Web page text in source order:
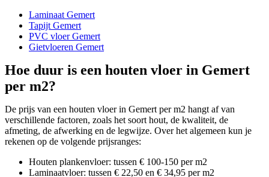
Laminaat Gemert
Tapijt Gemert
PVC vloer Gemert
Gietvloeren Gemert
Hoe duur is een houten vloer in Gemert
per m2?
De prijs van een houten vloer in Gemert per m2 hangt af van
verschillende factoren, zoals het soort hout, de kwaliteit, de
afmeting, de afwerking en de legwijze. Over het algemeen kun je
rekenen op de volgende prijsranges:
Houten plankenvloer: tussen € 100-150 per m2
Laminaatvloer: tussen € 22,50 en € 34,95 per m2